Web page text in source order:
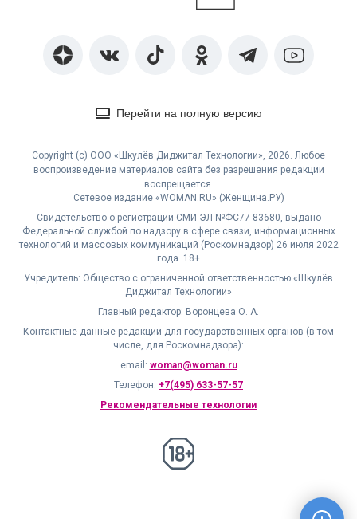
Перейти на полную версию
Copyright (с) ООО «Шкулёв Диджитал Технологии», 2026. Любое
воспроизведение материалов сайта без разрешения редакции
воспрещается.
Сетевое издание «WOMAN.RU» (Женщина.РУ)
Свидетельство о регистрации СМИ ЭЛ №ФС77-83680, выдано
Федеральной службой по надзору в сфере связи, информационных
технологий и массовых коммуникаций (Роскомнадзор) 26 июля 2022
года. 18+
Учредитель: Общество с ограниченной ответственностью «Шкулёв
Диджитал Технологии»
Главный редактор: Воронцева О. А.
Контактные данные редакции для государственных органов (в том
числе, для Роскомнадзора):
email: woman@woman.ru
Телефон: +7(495) 633-57-57
Рекомендательные технологии
18+